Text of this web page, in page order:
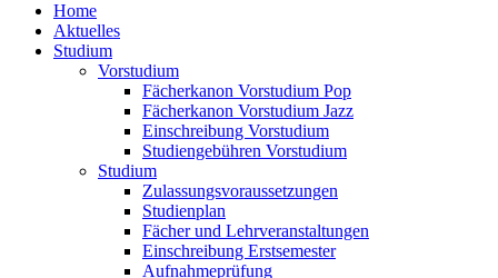
Home
Aktuelles
Studium
Vorstudium
Fächerkanon Vorstudium Pop
Fächerkanon Vorstudium Jazz
Einschreibung Vorstudium
Studiengebühren Vorstudium
Studium
Zulassungsvoraussetzungen
Studienplan
Fächer und Lehrveranstaltungen
Einschreibung Erstsemester
Aufnahmeprüfung